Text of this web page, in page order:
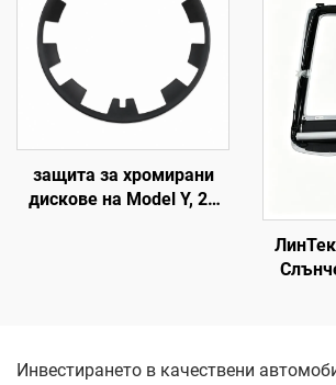
защита за хромирани
дискове на Model Y, 20
Инвестирането в качествени